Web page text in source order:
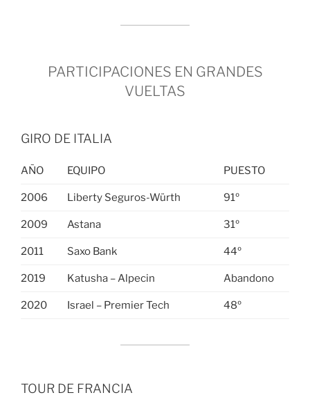
PARTICIPACIONES EN GRANDES
VUELTAS
GIRO DE ITALIA
AÑO EQUIPO PUESTO
2006 Liberty Seguros-Würth 91º
2009 Astana 31º
2011 Saxo Bank 44º
2019 Katusha – Alpecin Abandono
2020 Israel – Premier Tech 48º
TOUR DE FRANCIA